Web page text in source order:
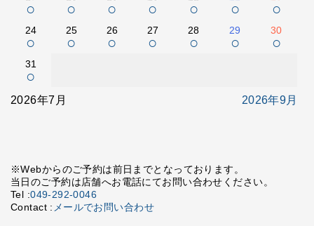
○ ○ ○ ○ ○ ○ ○
24
○
25
○
26
○
27
○
28
○
29
○
30
○
31
○
2026年7月 2026年9月
※Webからのご予約は前日までとなっております。
当日のご予約は店舗へお電話にてお問い合わせください。
Tel :049-292-0046
Contact : メールでお問い合わせ